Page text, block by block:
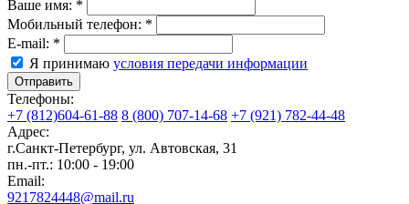
Ваше имя: *
Мобильный телефон: *
E-mail: *
Я принимаю условия передачи информации
Отправить
Телефоны:
+7 (812)604-61-88 8 (800) 707-14-68 +7 (921) 782-44-48
Адрес:
г.Санкт-Петербург, ул. Автовская, 31
пн.-пт.: 10:00 - 19:00
Email:
9217824448@mail.ru